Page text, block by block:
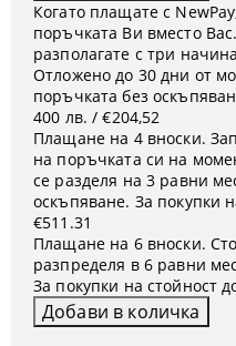
Когато плащате с
поръчката Ви вместо
разполагате с три
Отложено до 30 дни от
поръчката без
400 лв. / €204,52
Плащане на 4 вноски.
на поръчката си на
се разделя на 3 равни
оскъпяване. За покупки
€511.31
Плащане на 6 вноски.
разпределя в 6 равни
За покупки на стойност